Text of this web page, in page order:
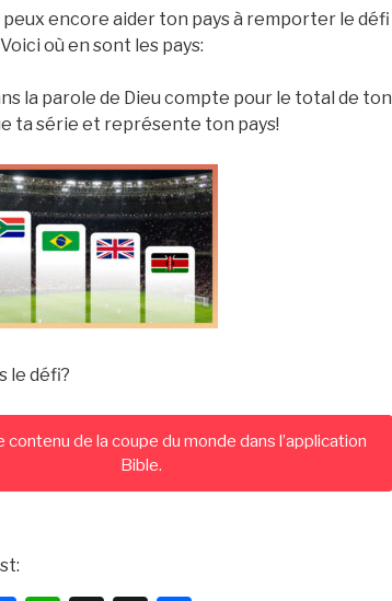
peux encore aider ton pays à remporter le défi
où en sont les pays:
la parole de Dieu compte pour le total de ton
ta série et représente ton pays!
le défi?
contenu de la coupe du monde dans l’application
Bible.